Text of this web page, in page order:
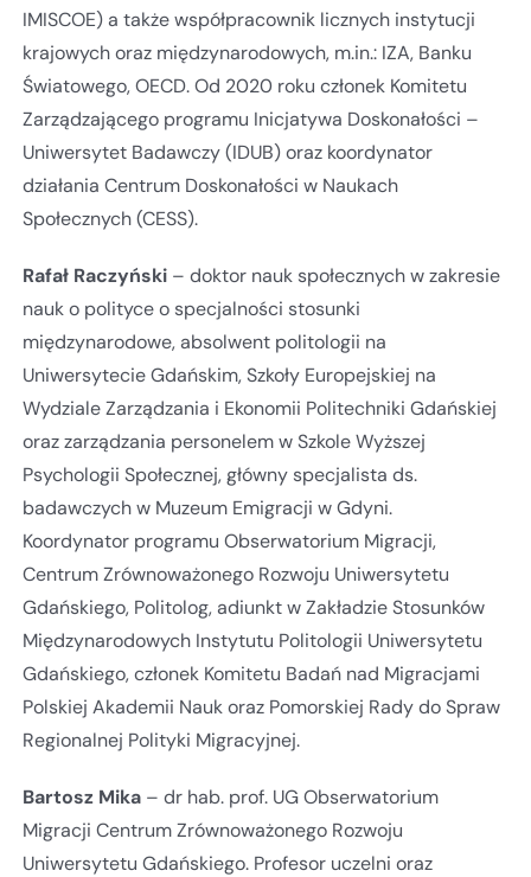
IMISCOE) a także współpracownik licznych instytucji
krajowych oraz międzynarodowych, m.in.: IZA, Banku
Światowego, OECD. Od 2020 roku członek Komitetu
Zarządzającego programu Inicjatywa Doskonałości –
Uniwersytet Badawczy (IDUB) oraz koordynator
działania Centrum Doskonałości w Naukach
Społecznych (CESS).
Rafał Raczyński – doktor nauk społecznych w zakresie
nauk o polityce o specjalności stosunki
międzynarodowe, absolwent politologii na
Uniwersytecie Gdańskim, Szkoły Europejskiej na
Wydziale Zarządzania i Ekonomii Politechniki Gdańskiej
oraz zarządzania personelem w Szkole Wyższej
Psychologii Społecznej, główny specjalista ds.
badawczych w Muzeum Emigracji w Gdyni.
Koordynator programu Obserwatorium Migracji,
Centrum Zrównoważonego Rozwoju Uniwersytetu
Gdańskiego, Politolog, adiunkt w Zakładzie Stosunków
Międzynarodowych Instytutu Politologii Uniwersytetu
Gdańskiego, członek Komitetu Badań nad Migracjami
Polskiej Akademii Nauk oraz Pomorskiej Rady do Spraw
Regionalnej Polityki Migracyjnej.
Bartosz Mika – dr hab. prof. UG Obserwatorium
Migracji Centrum Zrównoważonego Rozwoju
Uniwersytetu Gdańskiego. Profesor uczelni oraz